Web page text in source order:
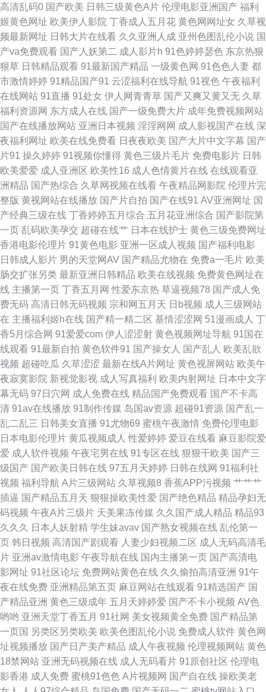
足交 超碰97天天操 狠狠草2026 欧美成人免费 日韩撸视频 午夜无码理论 91
久久a 超碰97资源在线 国产黄色自拍网址 久草资源 欧美一级视频 午夜色先
锋 97人人爽人人爽 成人的性生注 91超碰人人看 久草资源在线白浆 日韩国产
欧美网址 亚州综合15P 91在线网站免费 国产精品1999 麻豆午夜剧场 三级伦
理av 亚洲一卡久173 91竹菊 都市激激情 激情九九久久 欧美18区 日韩国无
码 午夜日韩 91第一福利视频 九九久久99 日本毛荣荣 午夜久久视频 91福利
视频网 ts人妖另类在线 国产黄网站 久久欧洲熟妇熟女 青娱乐91毛片 91小视
频 九一免费观看网站 日韩欧美青青草 一区二区韩日经典 www久久人妻 国产
欧美 另类图日韩 日本色系天堂 香蕉黄色片 91色涩 草逼福利导航 人妻碰碰
碰 亚洲黄色中文网址 91中文国产精品 丰满av 久草成人色播 青青操avbb 婷
婷五月天色网 91国精产品 www性性 日本情色1区2区 福利午夜 亚洲在线男
人天堂 传媒精品入口 91免费精彩视频 三级片试看 草比在线观看 人人超碰在
线 亚洲综合另类 久久AV资源网 香蕉网址 AV伊人大香蕉 国产日韩精品欧美
欧美ⅴA在线观看 亚洲97色 97er人人操 国产精品多乙 欧美日韩国产色色 影
音无码Av网 成人网片 久久超碰碰 日韩1区二区 影音AV在线资源 www老司机
av 极品白丝
高清乱码0 国产欧美 日韩三级黄色A片 伦理电影亚洲国产 福利
姬黄色网址 欧美伊人影院 丁香成人五月花 黄色网网址女 久草视
频最新网址 日韩大片在线看 久久亚洲人成 亚州色图乱伦小说 国
产va免费观看 国产人妖第二 成人影片h 91色婷婷瑟色 东京热狠
狠草 日韩精品观看 91最新国产精品 一级黄色网 91色色人妻 都
市激情婷婷 91精品国产91 云涩福利在线导航 91视色 午夜福利
在线网站 91直播 91处女 伊人网青青草 国产又爽又黄又无 久草
福利资源网 东方成人在线 国产一级免费大片 成年免费视频网站
国产在线播放网站 亚洲日本视频 淫淫网网 成人影视国产在线 深
夜福利网址 欧美在线免费看 日夜夜欧美 国产大片中文字幕 国产
片91 操久婷婷 91视频你懂得 黄色三级片毛片 免费电影片 日韩
欧美爱爱 成人亚洲区 欧美性16 成人色情黄片在线 在线观看亚
洲精品 国产热综合 久草网视频在线看 午夜精品网影院 伦理片完
整版 黄视网站在线播放 国产片自拍 国产在线91 AV亚洲网址 国
产经典三级在线 丁香婷婷五月综合 五月花亚洲综合 国产影院第
一页 乱码欧美孕交 超碰在线艹 日本在线护士 黄色三级免费网址
香港电影伦理片 91黄色电影 亚洲一区成人视频 国产福利电影
日韩成人影片 男的天堂网AV 国产精品尤物在 免费a一毛片 欧美
肠交扩张另类 最新亚洲日韩精品 欧美在线视频 免费黄色网址在
线 主播第一页 丁香五月网 性爱东京热 草逼视频78 国产成人免
费无码 高清日韩无码视频 宗和网五月天 日b视频 成人三级网站
在 主播福利姬h在线 国产精一精二区 基情涩涩网 51漫画成人 丁
香5月综合网 91爱爱com 伊人涩涩射 黄色视频网址导航 91国在
线观看 91最新自拍 黄色软件91 国产操女人 国产乱人 欧美乱欲
视频 超碰吃瓜 久草涩涩 最新在线A片网址 黄色视屏网站 欧美午
夜寂寞影院 新视觉影视 成人写真福利 欧美内射网址 日本中文字
幕无码 97日穴网 成人免费在线 精品国产免费观看 国产不卡高
清 91av在线播放 91制作传媒 岛国av资源 超碰91资源 国产乱一
乱二乱三 日韩美女直播 91尤物69 蜜桃午夜激情 免费伦理电影
日本电影伦理片 黄瓜视频成人 性爱婷婷 爱豆在线看 麻豆影院爱
爱 成人软件视频 午夜宅男在线 91专区在线 狠狠干欧美 国产三
级国产 国产欧美日韩在线 97五月天婷婷 日韩在线网 91福利社
视频 福利导航 A片三级网站 久草视频8 香蕉APP污视频 艹艹艹
插逼 国产精品五月天 狠狠操欧美性爱 国产绝色精品 精品孕妇无
码视频 午夜A片三级片 天美果冻传媒 久久国产成人精品 精品93
久久久
日本人妖射精 学生妹avav 国产熟女视频在线 乱伦第一
页 韩日视频 高清国产剧观看 人妻少妇视频二区 成人无码高清毛
片 亚洲av激情电影 午夜导航在线 国内主播第一页 国产高清电
影网址 91社区论坛 免费网站黄色在线 久久偷拍高清亚洲 91午
夜在线免费 亚洲精品第五页 麻豆网站在线观看 91精选国产 国
产精品亚洲 黄色三级成年 五月天婷婷爱 国产不卡小视频 AV色
哟哟 亚洲天堂丁香五月 91社网 美女视频黄全免费 国产精品第
一页国 另类区另类欧美 欧美色图乱伦小说 免费成人软件 黄色网
址视频播放 国产日产美产精品 成人午夜视频 伦理视频网站 黄色
18禁网站 亚洲无码视频在线 成人无码看片 91原创社区 伦理电
影香港 成人免费 蜜桃91色色 A片视频网 国产自在线 操欧美老